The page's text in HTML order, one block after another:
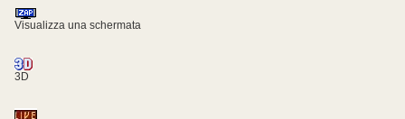
Visualizza una schermata
3D